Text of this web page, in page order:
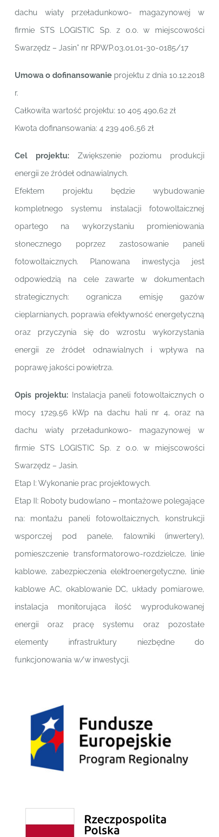
dachu wiaty przeładunkowo- magazynowej w
firmie STS LOGISTIC Sp. z o.o. w miejscowości
Swarzędz – Jasin” nr RPWP.03.01.01-30-0185/17
Umowa o dofinansowanie projektu z dnia 10.12.2018
r.
Całkowita wartość projektu: 10 405 490,62 zł
Kwota dofinansowania: 4 239 406,56 zł
Cel projektu: Zwiększenie poziomu produkcji
energii ze źródeł odnawialnych.
Efektem projektu będzie wybudowanie
kompletnego systemu instalacji fotowoltaicznej
opartego na wykorzystaniu promieniowania
słonecznego poprzez zastosowanie paneli
fotowoltaicznych. Planowana inwestycja jest
odpowiedzią na cele zawarte w dokumentach
strategicznych: ogranicza emisję gazów
cieplarnianych, poprawia efektywność energetyczną
oraz przyczynia się do wzrostu wykorzystania
energii ze źródeł odnawialnych i wpływa na
poprawę jakości powietrza.
Opis projektu: Instalacja paneli fotowoltaicznych o
mocy 1729,56 kWp na dachu hali nr 4, oraz na
dachu wiaty przeładunkowo- magazynowej w
firmie STS LOGISTIC Sp. z o.o. w miejscowości
Swarzędz – Jasin.
Etap I: Wykonanie prac projektowych.
Etap II: Roboty budowlano – montażowe polegające
na: montażu paneli fotowoltaicznych, konstrukcji
wsporczej pod panele, falowniki (inwertery),
pomieszczenie transformatorowo-rozdzielcze, linie
kablowe, zabezpieczenia elektroenergetyczne, linie
kablowe AC, okablowanie DC, układy pomiarowe,
instalacja monitorująca ilość wyprodukowanej
energii oraz pracę systemu oraz pozostałe
elementy infrastruktury niezbędne do
funkcjonowania w/w inwestycji.